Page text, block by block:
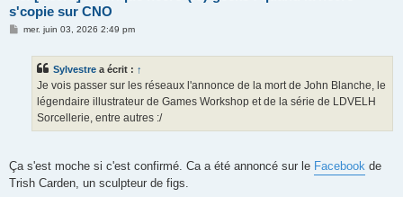
s'copie sur CNO
Mmer. juin 03, 2026 2:49 pm
Sylvestre a écrit : ↑
Je vois passer sur les réseaux l'annonce de la mort de John Blanche, le
légendaire illustrateur de Games Workshop et de la série de LDVELH
Sorcellerie, entre autres :/
Ça s'est moche si c'est confirmé. Ca a été annoncé sur le Facebook de
Trish Carden, un sculpteur de figs.